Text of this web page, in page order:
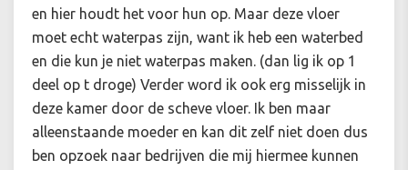
en hier houdt het voor hun op. Maar deze vloer
moet echt waterpas zijn, want ik heb een waterbed
en die kun je niet waterpas maken. (dan lig ik op 1
deel op t droge) Verder word ik ook erg misselijk in
deze kamer door de scheve vloer. Ik ben maar
alleenstaande moeder en kan dit zelf niet doen dus
ben opzoek naar bedrijven die mij hiermee kunnen